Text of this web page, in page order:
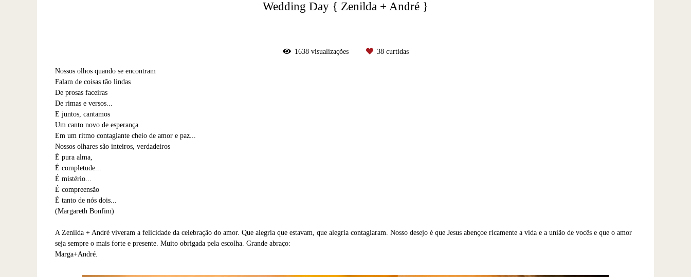
Wedding Day { Zenilda + André }
1638visualizações 38curtidas
Nossos olhos quando se encontram
Falam de coisas tão lindas
De prosas faceiras
De rimas e versos...
E juntos, cantamos
Um canto novo de esperança
Em um ritmo contagiante cheio de amor e paz...
Nossos olhares são inteiros, verdadeiros
É pura alma,
É completude...
É mistério...
É compreensão
É tanto de nós dois...
(Margareth Bonfim)
A Zenilda + André viveram a felicidade da celebração do amor. Que alegria que estavam, que alegria contagiaram. Nosso desejo é que Jesus abençoe ricamente a vida e a união de vocês e que o amor
seja sempre o mais forte e presente. Muito obrigada pela escolha. Grande abraço:
Marga+André.